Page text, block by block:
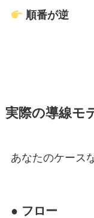
順番が逆
実際の導線モ
あなたのケース
● フロー